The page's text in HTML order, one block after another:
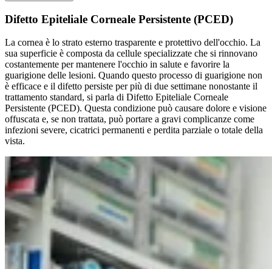
Difetto Epiteliale Corneale Persistente (PCED)
La cornea è lo strato esterno trasparente e protettivo dell'occhio. La
sua superficie è composta da cellule specializzate che si rinnovano
costantemente per mantenere l'occhio in salute e favorire la
guarigione delle lesioni. Quando questo processo di guarigione non
è efficace e il difetto persiste per più di due settimane nonostante il
trattamento standard, si parla di Difetto Epiteliale Corneale
Persistente (PCED). Questa condizione può causare dolore e visione
offuscata e, se non trattata, può portare a gravi complicanze come
infezioni severe, cicatrici permanenti e perdita parziale o totale della
vista.